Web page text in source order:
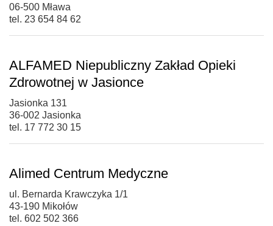
06-500 Mława
tel. 23 654 84 62
ALFAMED Niepubliczny Zakład Opieki
Zdrowotnej w Jasionce
Jasionka 131
36-002 Jasionka
tel. 17 772 30 15
Alimed Centrum Medyczne
ul. Bernarda Krawczyka 1/1
43-190 Mikołów
tel. 602 502 366